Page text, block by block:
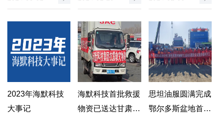
海洋石油技术展览
会
2023年海默科技
大事记
海默科技首批救援
物资已送达甘肃临
思坦油服圆满完成
鄂尔多斯盆地首口